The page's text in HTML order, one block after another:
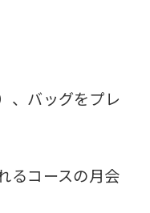
、バッグをプレ
るコースの月会